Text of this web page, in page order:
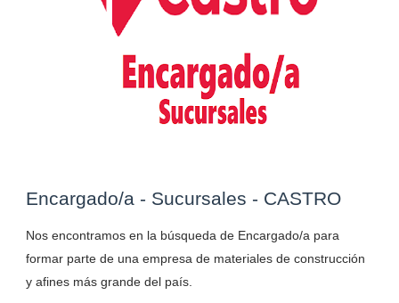
Encargado/a - Sucursales - CASTRO
Nos encontramos en la búsqueda de Encargado/a para
formar parte de una empresa de materiales de construcción
y afines más grande del país.